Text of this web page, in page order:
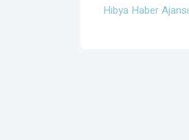
Hibya Haber Ajansı